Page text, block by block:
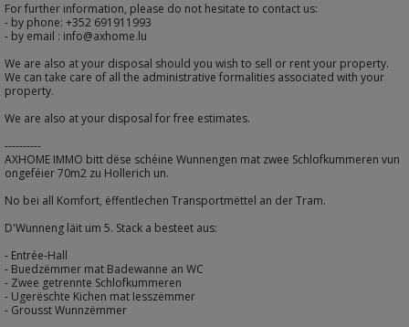
For further information, please do not hesitate to contact us:
- by phone: +352 691911993
- by email : info@axhome.lu
We are also at your disposal should you wish to sell or rent your property.
We can take care of all the administrative formalities associated with your
property.
We are also at your disposal for free estimates.
----------
AXHOME IMMO bitt dëse schéine Wunnengen mat zwee Schlofkummeren vun
ongeféier 70m2 zu Hollerich un.
No bei all Komfort, ëffentlechen Transportmëttel an der Tram.
D'Wunneng läit um 5. Stack a besteet aus:
- Entrée-Hall
- Buedzëmmer mat Badewanne an WC
- Zwee getrennte Schlofkummeren
- Ugerëschte Kichen mat Iesszëmmer
- Grousst Wunnzëmmer